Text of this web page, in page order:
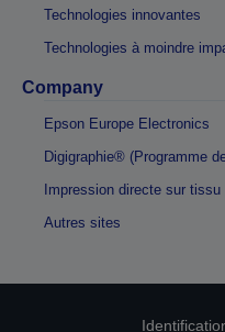
Technologies innovantes
Technologies à moindre
Company
Epson Europe Electronics
Digigraphie® (Programme
Impression directe sur tissu
Autres sites